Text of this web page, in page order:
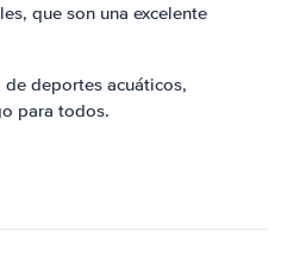
que son una excelente
deportes acuáticos,
para todos.